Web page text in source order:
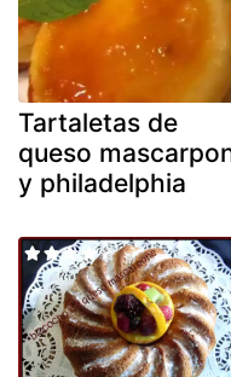
Tartaletas de
queso
y philadelphia